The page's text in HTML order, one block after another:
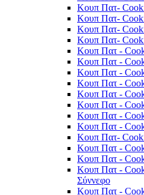
Κουπ Πατ-
Κουπ Πατ-
Κουπ Πατ-
Κουπ Πατ-
Κουπ Πατ -
Κουπ Πατ -
Κουπ Πατ -
Κουπ Πατ -
Κουπ Πατ -
Κουπ Πατ -
Κουπ Πατ -
Κουπ Πατ -
Κουπ Πατ-
Κουπ Πατ -
Κουπ Πατ -
Κουπ Πατ -
Σύννεφο
Κουπ Πατ -